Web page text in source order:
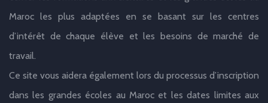
Maroc les plus adaptées en se basant sur les centres
d’intérêt de chaque élève et les besoins de marché de
travail.
Ce site vous aidera également lors du processus d’inscription
dans les grandes écoles au Maroc et les dates limites aux